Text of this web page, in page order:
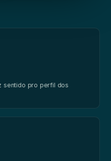
sentido pro perfil dos